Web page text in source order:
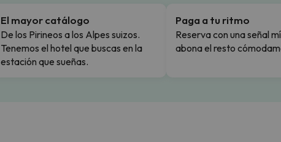
El mayor catálogo
De los Pirineos a los Alpes suizos.
Tenemos el hotel que buscas en la
estación que sueñas.
Paga a tu ritmo
Reserva con una señal
abona el resto